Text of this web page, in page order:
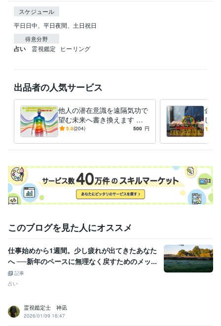
スケジュール
平日日中、平日夜間、土日祝日
得意分野
占い 霊視鑑定 ヒーリング
出品者の人気サービス
他人の潜在意識を遠隔気功で
望む未来へ書き換えます 相
手の心・態度・行動が変わら
す
5.0(204) 500 円
金貨
し
別
このブログを見た人にオススメ
仕事始めから1週間。少し疲れが出てきたあなた
へ ──新年のペースに無理なく戻すためのメッ...
記事
占い
霊視鑑定士 神凪
2026/01/09 16:47